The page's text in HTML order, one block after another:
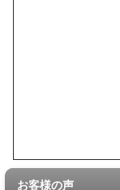
お客様の声